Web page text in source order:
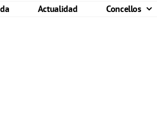
Actualidad Concellos